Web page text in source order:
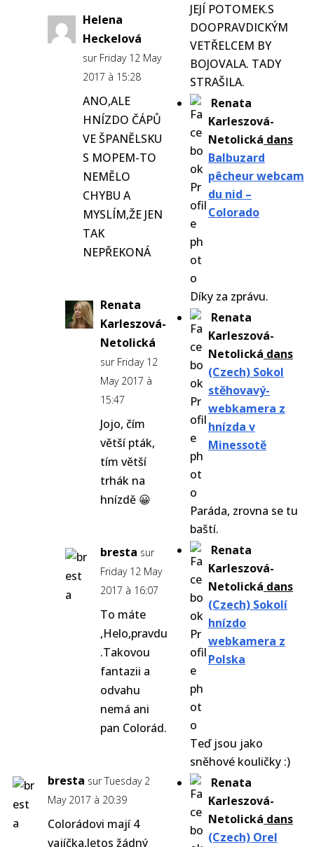
JEJÍ POTOMEK.S
DOOPRAVDICKÝM
VETŘELCEM BY
BOJOVALA. TADY
STRAŠILA.
Renata
Karleszová-
Netolická dans
Balbuzard
pêcheur webcam
du nid –
Colorado
Díky za zprávu.
Renata
Karleszová-
Netolická dans
(Czech) Sokol
stěhovavý-
webkamera z
hnízda v
Minessotě
Paráda, zrovna se tu
baští.
Renata
Karleszová-
Netolická dans
(Czech) Sokolí
hnízdo
webkamera z
Polska
Teď jsou jako
sněhové kouličky :)
Renata
Karleszová-
Netolická dans
(Czech) Orel
Helena
Heckelová
sur Friday 12 May
2017 à 15:28
ANO,ALE
HNÍZDO ČÁPŮ
VE ŠPANĚLSKU
S MOPEM-TO
NEMĚLO
CHYBU A
MYSLÍM,ŽE JEN
TAK
NEPŘEKONÁ
Renata
Karleszová-
Netolická
sur Friday 12
May 2017 à
15:47
Jojo, čím
větší pták,
tím větší
trhák na
hnízdě 😀
bresta sur
Friday 12 May
2017 à 16:07
To máte
,Helo,pravdu
.Takovou
fantazii a
odvahu
nemá ani
pan Colorád.
bresta sur Tuesday 2
May 2017 à 20:39
Colorádovi mají 4
vajíčka,letos žádný